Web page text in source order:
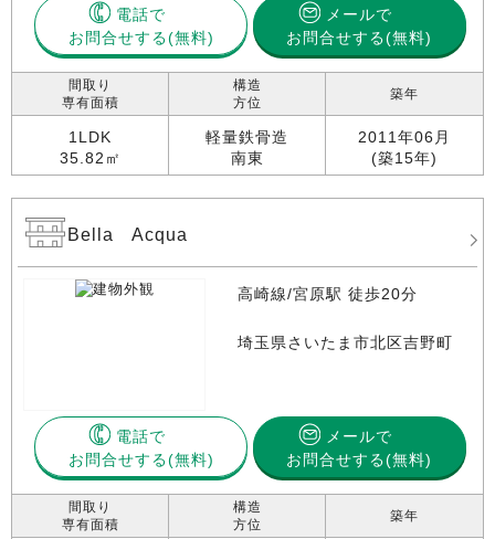
電話で
お問合せする
メールで
お問合せする(無料)
間取り
専有面積
1LDK
35.82㎡
構造
方位
軽量鉄骨造
南東
築年
2011年06月
(築15年)
Bella Acqua
高崎線/宮原駅 徒歩20分
埼玉県さいたま市北区吉野町
電話で
お問合せする
メールで
お問合せする(無料)
間取り
専有面積
構造
方位
築年